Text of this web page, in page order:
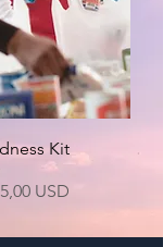
Kit
Price
USD